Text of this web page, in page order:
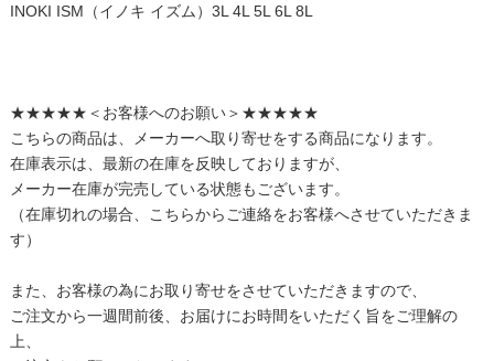
INOKI ISM（イノキ イズム）3L 4L 5L 6L 8L
★★★★★＜お客様へのお願い＞★★★★★
こちらの商品は、メーカーへ取り寄せをする商品になります。
在庫表示は、最新の在庫を反映しておりますが、
メーカー在庫が完売している状態もございます。
（在庫切れの場合、こちらからご連絡をお客様へさせていただきま
す）
また、お客様の為にお取り寄せをさせていただきますので、
ご注文から一週間前後、お届けにお時間をいただく旨をご理解の
上、